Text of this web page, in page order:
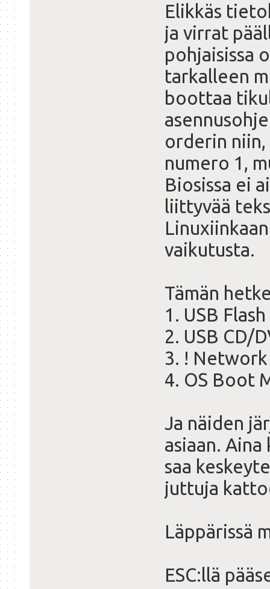
Elikkäs
ja virrat
pohjaisissa
tarkalleen
boottaa
orderin
numero 1,
Biosissa ei
liittyvää
vaikutusta.
Tämän
1. USB
2. USB CD/
3. !
4. OS Boot
Ja näiden
asiaan. Aina
saa
juttuja
Läppärissä
ESC:llä